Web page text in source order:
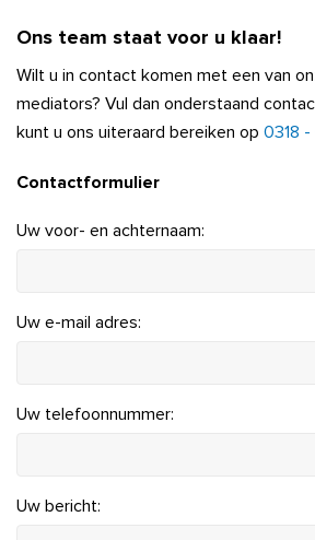
Ons team staat voor u klaar!
Wilt u in contact komen met een van
mediators? Vul dan onderstaand
kunt u ons uiteraard bereiken op 0318 -
Contactformulier
Uw voor- en achternaam:
Uw e-mail adres:
Uw telefoonnummer:
Uw bericht: